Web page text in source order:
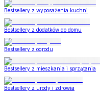
Bestsellery z wyposażenia kuchni
Bestsellery z dodatków do domu
Bestsellery z ogrodu
Bestsellery z mieszkania i sprzątania
Bestsellery z urody i zdrowia